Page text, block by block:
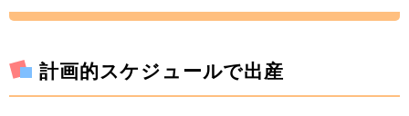
計画的スケジュールで出産